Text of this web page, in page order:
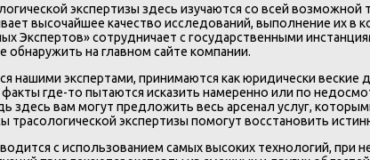
экспертизы здесь изучаются со всей
высочайшее качество исследований, выполнение их в
Экспертов» сотрудничает с государственными
на главном сайте компании.
экспертами, принимаются как юридически веские
где-то пытаются исказить намеренно или по
вам могут предложить весь арсенал услуг,
экспертизы помогут восстановить
с использованием самых высоких технологий,